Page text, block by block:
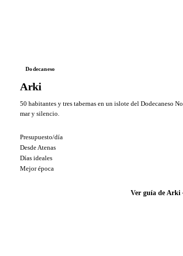
Dodecaneso
Arki
50 habitantes y tres tabernas en un islote del Dodecaneso
mar y silencio.
Presupuesto/día
Desde Atenas
Días ideales
Mejor época
Ver guía de Arki